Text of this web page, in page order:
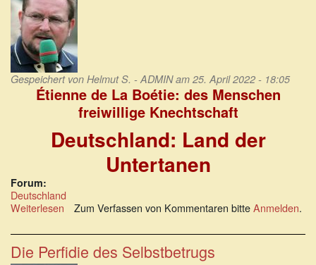
Gespeichert von Helmut S. - ADMINam 25. April 2022 - 18:05
Étienne de La Boétie: des Menschen
freiwillige Knechtschaft
Deutschland: Land der
Untertanen
Forum:
Deutschland
Weiterlesen über
de
La
Boétie:
Zum Verfassen von Kommentaren bitteAnmelden.
Die Perfidie des Selbstbetrugs